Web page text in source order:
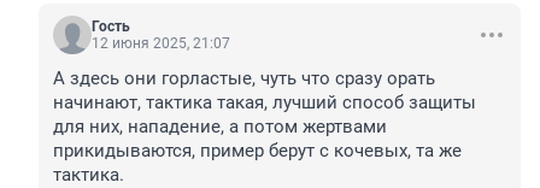
Гость
12 июня 2025, 21:07
А здесь они горластые, чуть что сразу орать
начинают, тактика такая, лучший способ защиты
для них, нападение, а потом жертвами
прикидываются, пример берут с кочевых, та же
тактика.